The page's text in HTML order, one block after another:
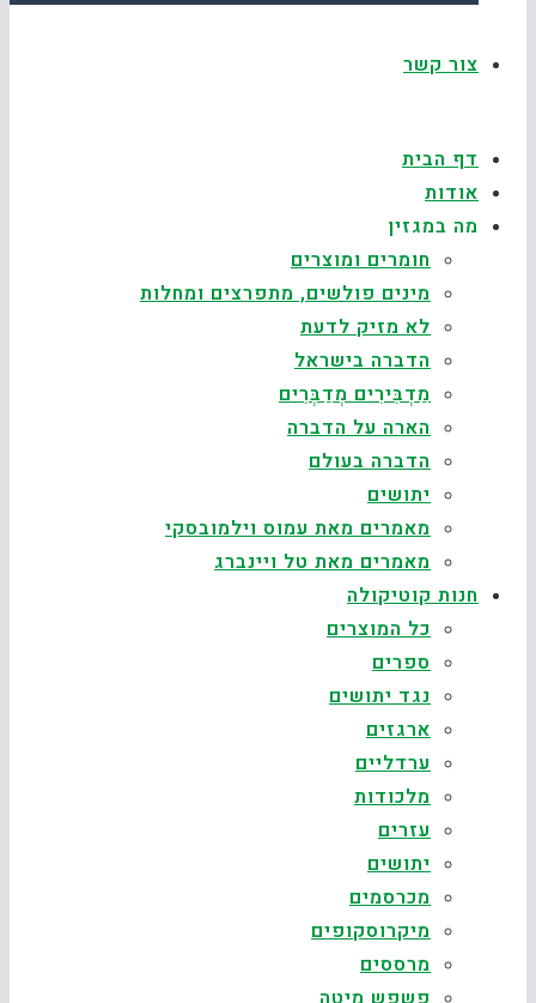
צור קשר
דף הבית
אודות
מה במגזין
חומרים ומוצרים
מינים פולשים, מתפרצים ומחלות
לא מזיק לדעת
הדברה בישראל
מַדְבִּירִים מְדַבְּרִים
הארה על הדברה
הדברה בעולם
יתושים
מאמרים מאת עמוס וילמובסקי
מאמרים מאת טל ויינברג
חנות קוטיקולה
כל המוצרים
ספרים
נגד יתושים
ארגזים
ערדליים
מלכודות
עזרים
יתושים
מכרסמים
מיקרוסקופים
מרססים